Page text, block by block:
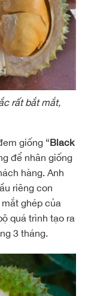
rất bắt mắt,
giống “Black
để nhân giống
hàng. Anh
riêng con
ghép của
quá trình tạo ra
3 tháng.